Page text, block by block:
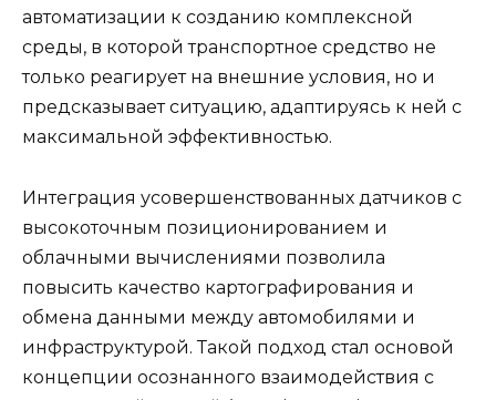
автоматизации к созданию комплексной
среды, в которой транспортное средство не
только реагирует на внешние условия, но и
предсказывает ситуацию, адаптируясь к ней с
максимальной эффективностью.
Интеграция усовершенствованных датчиков с
высокоточным позиционированием и
облачными вычислениями позволила
повысить качество картографирования и
обмена данными между автомобилями и
инфраструктурой. Такой подход стал основой
концепции осознанного взаимодействия с